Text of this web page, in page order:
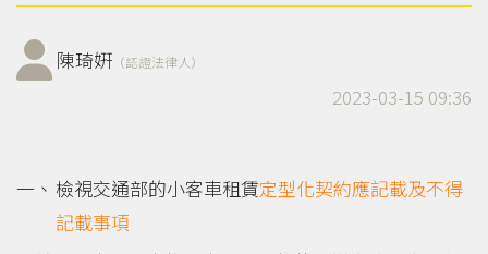
陳琦姸 （認證法律人）
2023-03-15 09:36
檢視交通部的小客車租賃定型化契約應記載及不得
記載事項